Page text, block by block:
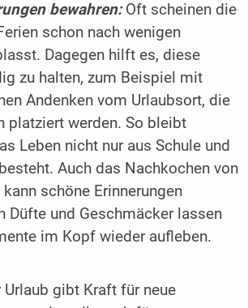
bewahren:Oft scheinen die
schon nach wenigen
Dagegen hilft es, diese
zu halten, zum Beispiel mit
Andenken vom Urlaubsort, die
platziert werden. So bleibt
Leben nicht nur aus Schule und
Auch das Nachkochen von
schöne Erinnerungen
Düfte und Geschmäcker lassen
im Kopf wieder aufleben.
Urlaub gibt Kraft für neue